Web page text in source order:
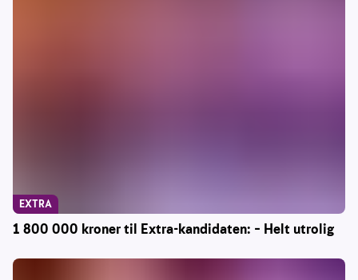
1 800 000 kroner til Extra-kandidaten: – Helt utrolig
EXTRA